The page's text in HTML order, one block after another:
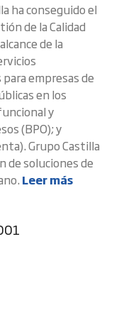
ha conseguido el
de la Calidad
de la
empresas de
en los
y
(BPO); y
Grupo Castilla
de soluciones de
Leer más